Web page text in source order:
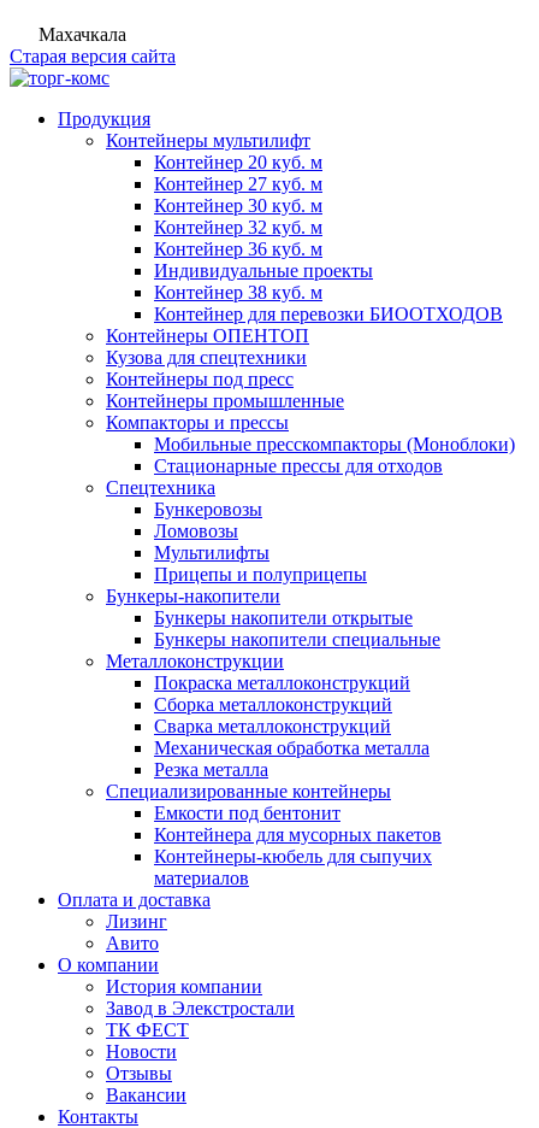
Махачкала
Старая версия сайта
Продукция
Контейнеры мультилифт
Контейнер 20 куб. м
Контейнер 27 куб. м
Контейнер 30 куб. м
Контейнер 32 куб. м
Контейнер 36 куб. м
Индивидуальные проекты
Контейнер 38 куб. м
Контейнер для перевозки БИООТХОДОВ
Контейнеры ОПЕНТОП
Кузова для спецтехники
Контейнеры под пресс
Контейнеры промышленные
Компакторы и прессы
Мобильные пресскомпакторы (Моноблоки)
Стационарные прессы для отходов
Спецтехника
Бункеровозы
Ломовозы
Мультилифты
Прицепы и полуприцепы
Бункеры-накопители
Бункеры накопители открытые
Бункеры накопители специальные
Металлоконструкции
Покраска металлоконструкций
Сборка металлоконструкций
Сварка металлоконструкций
Механическая обработка металла
Резка металла
Специализированные контейнеры
Емкости под бентонит
Контейнера для мусорных пакетов
Контейнеры-кюбель для сыпучих
материалов
Оплата и доставка
Лизинг
Авито
О компании
История компании
Завод в Элекстростали
ТК ФЕСТ
Новости
Отзывы
Вакансии
Контакты